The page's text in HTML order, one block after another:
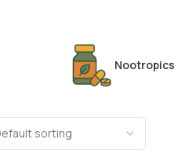
Nootropics